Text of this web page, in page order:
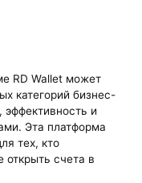
RD Wallet может
категорий бизнес-
эффективность и
Эта платформа
тех, кто
открыть счета в